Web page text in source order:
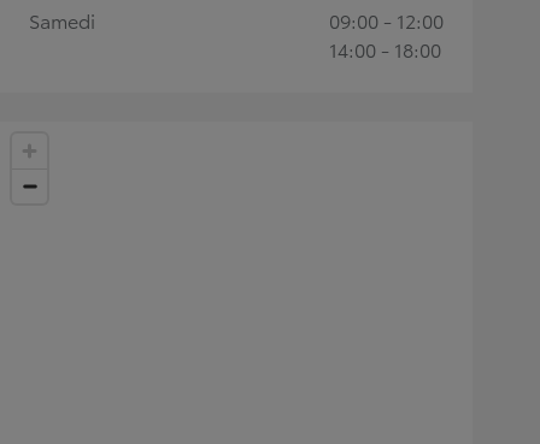
Samedi
09:00 - 12:00
14:00 - 18:00